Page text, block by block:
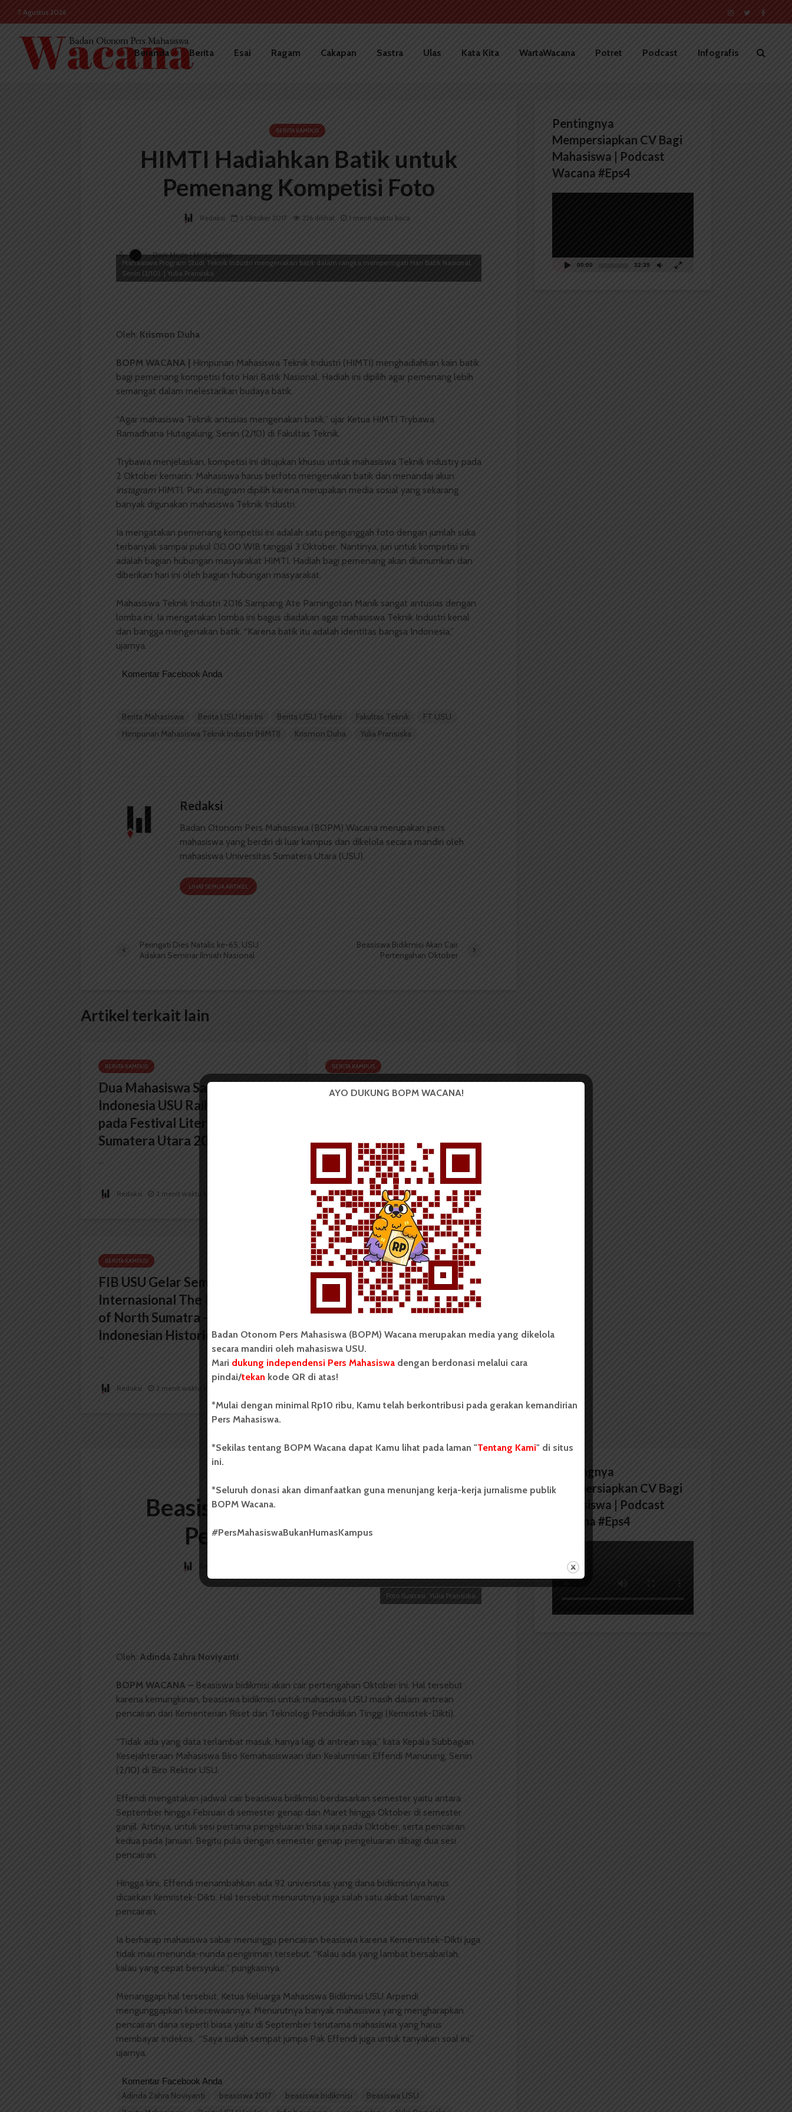
7 Agustus 2026
Beranda Berita Esai Ragam Cakapan Sastra Ulas Kata Kita WartaWacana Potret Podcast Infografis
BERITA KAMPUS
HIMTI Hadiahkan Batik untuk
Pemenang Kompetisi Foto
Redaksi 3 Oktober 2017 226 dilihat 1 menit waktu baca
Dark Mode | Moda Gelap
Mahasiswa Program Studi Teknik Industri mengenakan batik dalam rangka memperingati Hari Batik Nasional,
Senin (2/10). | Yulia Pransiska
Oleh: Krismon Duha
BOPM WACANA |
Himpunan Mahasiswa Teknik Industri (HIMTI) menghadiahkan kain batik
bagi pemenang kompetisi foto Hari Batik Nasional. Hadiah ini dipilih agar pemenang lebih
semangat dalam melestarikan budaya batik.
“Agar mahasiswa Teknik antusias mengenakan batik,” ujar Ketua HIMTI Trybawa
Ramadhana Hutagalung, Senin (2/10) di Fakultas Teknik.
Trybawa menjelaskan, kompetisi ini ditujukan khusus untuk mahasiswa Teknik industry pada
2 Oktober kemarin. Mahasiswa harus berfoto mengenakan batik dan menandai akun
instagramHIMTI. Pun instagramdipilih karena merupakan media sosial yang sekarang
banyak digunakan mahasiswa Teknik Industri.
Ia mengatakan pemenang kompetisi ini adalah satu pengunggah foto dengan jumlah suka
terbanyak sampai pukul 00.00 WIB tanggal 3 Oktober. Nantinya, juri untuk kompetisi ini
adalah bagian hubungan masyarakat HIMTI. Hadiah bagi pemenang akan diumumkan dan
diberikan hari ini oleh bagian hubungan masyarakat.
Mahasiswa Teknik Industri 2016 Sampang Ate Parningotan Manik sangat antusias dengan
lomba ini. Ia mengatakan lomba ini bagus diadakan agar mahasiswa Teknik Industri kenal
dan bangga mengenakan batik. “Karena batik itu adalah identitas bangsa Indonesia,”
ujarnya.
Komentar Facebook Anda
Berita Mahasiswa Berita USU Hari Ini Berita USU Terkini Fakultas Teknik
FT USU
Himpunan Mahasiswa Teknik Industri (HIMTI)
Krismon Duha Yulia Pransiska
Redaksi
Badan Otonom Pers Mahasiswa (BOPM) Wacana merupakan pers
mahasiswa yang berdiri di luar kampus dan dikelola secara mandiri oleh
mahasiswa Universitas Sumatera Utara (USU).
LIHAT SEMUA ARTIKEL
Peringati Dies Natalis ke-65, USU
Adakan Seminar Ilmiah Nasional
Beasiswa Bidikmisi Akan Cair
Pertengahan Oktober
Artikel terkait lain
BERITA KAMPUS
Dua Mahasiswa Sastra
Indonesia USU Raih Juara
pada Festival Literasi
Sumatera Utara 2026
...
Redaksi 2 menit waktu baca
BERITA KAMPUS
Dua Mahasiswa
PEKSIMIDA 2026
Redaksi 2 menit waktu baca
BERITA KAMPUS
FIB USU Gelar Seminar
Internasional The Importance
of North Sumatra – Aceh in
Indonesian Historiography
...
Redaksi 2 menit waktu baca
BERITA KAMPUS
Mahasiswa Kedokteran USU
Raih Penghargaan Putri
Otonomi Indonesia 2026
Dark Mode | Moda Gelap
Oleh: Dwi Yolanda Naro Situmorang USU,...
Pentingnya
Mempersiapkan CV Bagi
Mahasiswa | Podcast
Wacana #Eps4
00:00 32:39
Beasiswa Bidikmisi Akan Cair
Pertengahan Oktober
Foto Ilustrasi: Yulia Pransiska
Oleh: Adinda Zahra Noviyanti
BOPM WACANA – Beasiswa bidikmisi akan cair pertengahan Oktober ini. Hal tersebut
karena kemungkinan, beasiswa bidikmisi untuk mahasiswa USU masih dalam antrean
pencairan dari Kementerian Riset dan Teknologi Pendidikan Tinggi (Kemristek-Dikti).
“Tidak ada yang data terlambat masuk, hanya lagi di antrean saja,” kata Kepala Subbagian
Kesejahteraan Mahasiswa Biro Kemahasiswaan dan Kealumnian Effendi Manurung, Senin
(2/10) di Biro Rektor USU.
Effendi mengatakan jadwal cair beasiswa bidikmisi berdasarkan semester yaitu antara
September hingga Februari di semester genap dan Maret hingga Oktober di semester
ganjil. Artinya, untuk sesi pertama pengeluaran bisa saja pada Oktober, serta pencairan
kedua pada Januari. Begitu pula dengan semester genap pengeluaran dibagi dua sesi
pencairan.
Hingga kini, Effendi menambahkan ada 92 universitas yang dana bidikmisinya harus
dicairkan Kemristek-Dikti. Hal tersebut menurutnya juga salah satu akibat lamanya
pencairan.
Ia berharap mahasiswa sabar menunggu pencairan beasiswa karena Kemenristek-Dikti juga
tidak mau menunda-nunda pengiriman tersebut. “Kalau ada yang lambat bersabarlah,
kalau yang cepat bersyukur,” pungkasnya.
Menanggapi hal tersebut, Ketua Keluarga Mahasiswa Bidikmisi USU Arpendi
mengunggapkan kekecewaannya. Menurutnya banyak mahasiswa yang mengharapkan
pencairan dana seperti biasa yaitu di September terutama mahasiswa yang harus
membayar indekos. “Saya sudah sempat jumpa Pak Effendi juga untuk tanyakan soal ini,”
ujarnya.
Komentar Facebook Anda
Adinda Zahra Noviyanti beasiswa 2017 beasiswa bidikmisi
Beasiswa USU
Pentingnya
Mempersiapkan CV Bagi
Mahasiswa | Podcast
Wacana #Eps4
AYO DUKUNG BOPM WACANA!
Badan Otonom Pers Mahasiswa (BOPM) Wacana merupakan media yang dikelola
secara mandiri oleh mahasiswa USU.
Mari dukung independensi Pers Mahasiswa dengan berdonasi melalui cara
pindai/tekan kode QR di atas!
*Mulai dengan minimal Rp10 ribu, Kamu telah berkontribusi pada gerakan kemandirian
Pers Mahasiswa.
*Sekilas tentang BOPM Wacana dapat Kamu lihat pada laman "Tentang Kami" di situs
ini.
*Seluruh donasi akan dimanfaatkan guna menunjang kerja-kerja jurnalisme publik
BOPM Wacana.
#PersMahasiswaBukanHumasKampus